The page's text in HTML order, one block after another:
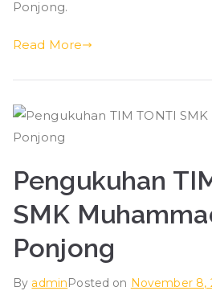
Ponjong.
Read More
Pengukuhan
SMK
Ponjong
By admin Posted on November 8,